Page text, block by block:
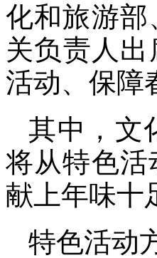
化和旅游
关负责人出
活动、保障
其中，文
将从特色
献上年味十
特色活动